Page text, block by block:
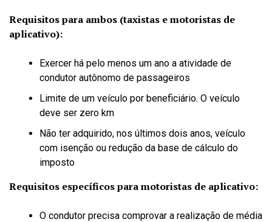
Requisitos para ambos (taxistas e motoristas de
aplicativo):
Exercer há pelo menos um ano a atividade de
condutor autônomo de passageiros
Limite de um veículo por beneficiário. O veículo
deve ser zero km
Não ter adquirido, nos últimos dois anos, veículo
com isenção ou redução da base de cálculo do
imposto
Requisitos específicos para motoristas de aplicativo:
O condutor precisa comprovar a realização de média